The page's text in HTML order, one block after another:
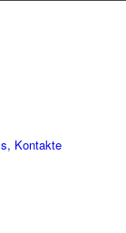
Kontakte